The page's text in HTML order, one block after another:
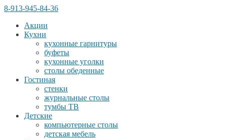
8-913-945-84-36
Акции
Кухни
кухонные гарнитуры
буфеты
кухонные уголки
столы обеденные
Гостиная
стенки
журнальные столы
тумбы ТВ
Детские
компьютерные столы
детская мебель